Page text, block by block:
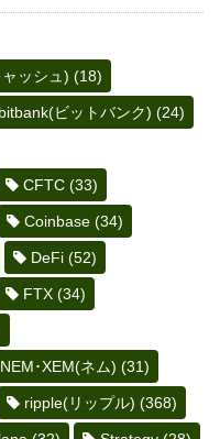
ッシュ) (18)
bitbank(ビットバンク) (24)
CFTC (33)
Coinbase (34)
DeFi (52)
FTX (34)
NEM･XEM(ネム) (31)
ripple(リップル) (368)